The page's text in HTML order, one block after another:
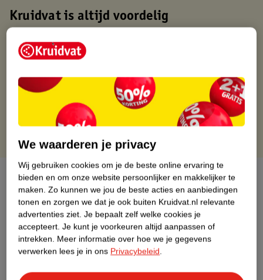
Kruidvat is altijd voordelig
Gratis ophalen in de winkel
Op werkdagen voor 22:00 uur besteld, volgende dag in huis
Gratis retourneren binnen 30 dagen
Gratis punten met je Kruidvat kaart
Over dit product
Productinformatie
Etiketinformatie
Nature Impact Score
We waarderen je privacy
Wij gebruiken cookies om je de beste online ervaring te
bieden en om onze website persoonlijker en makkelijker te
maken. Zo kunnen we jou de beste acties en aanbiedingen
tonen en zorgen we dat je ook buiten Kruidvat.nl relevante
advertenties ziet. Je bepaalt zelf welke cookies je
accepteert. Je kunt je voorkeuren altijd aanpassen of
intrekken. Meer informatie over hoe we je gegevens
verwerken lees je in ons Privacybeleid.